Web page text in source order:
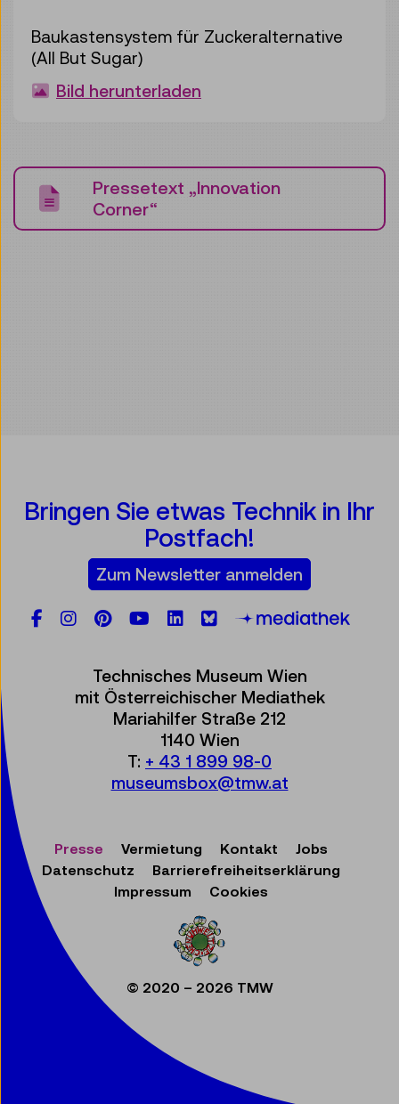
Baukastensystem für Zuckeralternative
(All But Sugar)
Bild herunterladen
Pressetext „Innovation
Corner“
Bringen Sie etwas Technik in Ihr
Postfach!
Zum Newsletter anmelden
Facebook
Instagram
Pinterest
YouTube
LinkedIn
Bluesky
Technisches Museum Wien
mit Österreichischer Mediathek
Mariahilfer Straße 212
1140 Wien
T: + 43 1 899 98-0
museumsbox@tmw.at
Presse Vermietung Kontakt
Jobs
Datenschutz
Barrierefreiheitserklärung
Impressum
Cookies
© 2020 – 2026 TMW